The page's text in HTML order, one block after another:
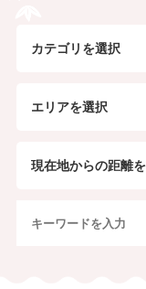
カテゴリを選択
エリアを選択
現在地からの距離